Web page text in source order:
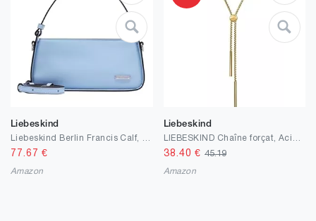
Liebeskind
77.67 €
Amazon
Liebeskind
38.40 € 45.19
Amazon